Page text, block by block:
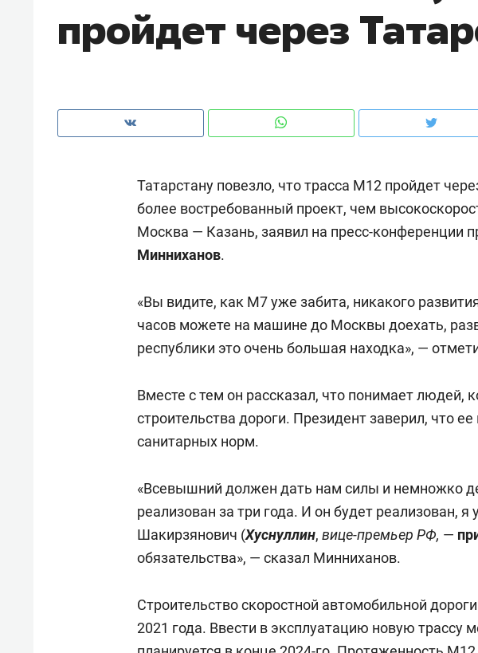
пройдет через
Татарстану повезло, что трасса М12 пройдет
более востребованный проект, чем
Москва — Казань, заявил на пресс-конференции
Минниханов.
«Вы видите, как М7 уже забита, никакого
часов можете на машине до Москвы доехать,
республики это очень большая находка», —
Вместе с тем он рассказал, что понимает людей,
строительства дороги. Президент заверил, что
санитарных норм.
«Всевышний должен дать нам силы и немножко
реализован за три года. И он будет реализован, я
Шакирзянович (Хуснуллин, вице-премьер РФ, —
обязательства», — сказал Минниханов.
Строительство скоростной автомобильной
2021 года. Ввести в эксплуатацию новую
рынки, почему надо знать аксакалов и
чем интересен Оман?
о трехкратном
клиентах и чудных
Как ГК «МИР ГРУПП» и ВТБ
создают оазис жилого
комфорта под Казанью
150 камер до квартиры
ID вместо ключа: какой
безопасность в ЖК